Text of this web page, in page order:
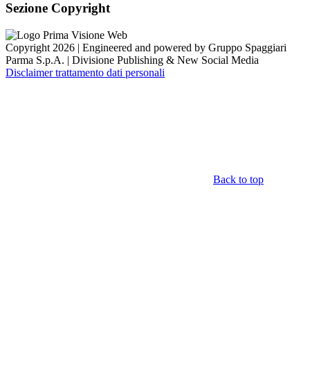
Sezione Copyright
Copyright 2026 | Engineered and powered by Gruppo Spaggiari
Parma S.p.A. | Divisione Publishing & New Social Media
Disclaimer trattamento dati personali
Back to top